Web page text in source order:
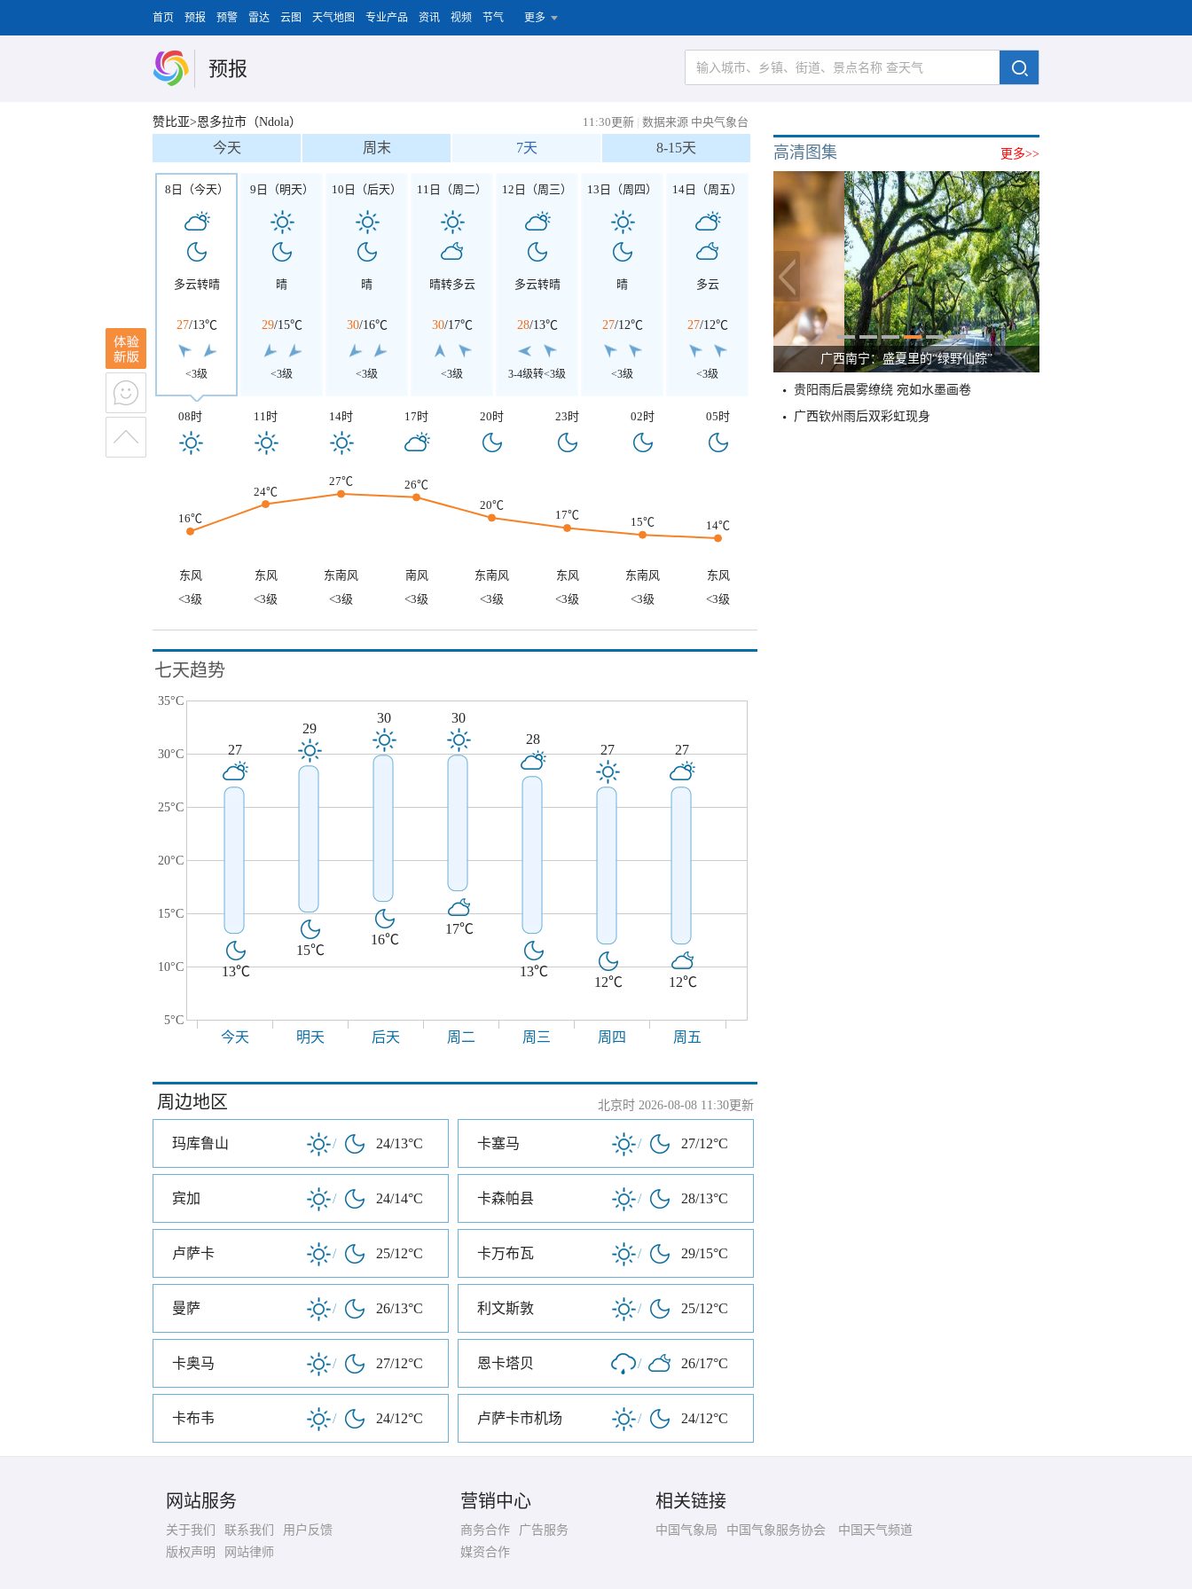
首页 预报 预警 雷达 云图 天气地图 专业产品 资讯 视频 节气 更多
预报
赞比亚>恩多拉市（Ndola） 11:30更新 | 数据来源 中央气象台
今天 周末 7天 8-15天
8日（今天）
多云转晴
27/13℃
<3级
9日（明天）
晴
29/15℃
<3级
10日（后天）
晴
30/16℃
<3级
11日（周二）
晴转多云
30/17℃
<3级
12日（周三）
多云转晴
28/13℃
3-4级转<3级
13日（周四）
晴
27/12℃
<3级
14日（周五）
多云
27/12℃
<3级
08时 11时 14时 17时 20时 23时 02时 05时
16℃
24℃
27℃
26℃
20℃
17℃
15℃ 14℃
东风 东风 东南风 南风 东南风 东风 东南风
东风
<3级
<3级 <3级 <3级 <3级 <3级 <3级 <3级
七天趋势
35°C
30°C
25°C
20°C
15°C
10°C
5°C
27
13℃
29
15℃
30
16℃
30
17℃
28
13℃
27
12℃
27
12℃
今天 明天 后天 周二 周三 周四 周五
周边地区 北京时 2026-08-08 11:30更新
玛库鲁山 / 24/13°C 卡塞马 / 27/12°C
宾加 / 24/14°C 卡森帕县 / 28/13°C
卢萨卡 / 25/12°C 卡万布瓦 / 29/15°C
曼萨 / 26/13°C 利文斯敦 / 25/12°C
卡奥马 / 27/12°C 恩卡塔贝 / 26/17°C
卡布韦 / 24/12°C 卢萨卡市机场 / 24/12°C
更多>>
高清图集
广西南宁：盛夏里的“绿野仙踪”
贵阳雨后晨雾缭绕 宛如水墨画卷
广西钦州雨后双彩虹现身
网站服务
关于我们 联系我们
用户反馈
版权声明
网站律师
营销中心
商务合作
广告服务
媒资合作
相关链接
中国气象局 中国气象服务协会 中国天气频道